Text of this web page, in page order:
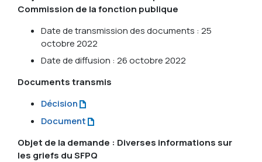
Commission de la fonction publique
Date de transmission des documents : 25
octobre 2022
Date de diffusion : 26 octobre 2022
Documents transmis
Décision
Document
Objet de la demande : Diverses informations sur
les griefs du SFPQ